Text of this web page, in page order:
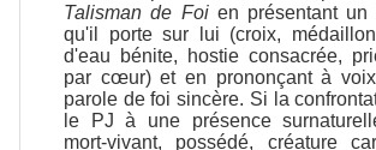
Talisman de Foien présentant un
qu'il porte sur lui (croix,
d'eau bénite, hostie consacrée,
par cœur) et en prononçant à
parole de foi sincère. Si la
le PJ à une présence
mort-vivant, possédé, créature